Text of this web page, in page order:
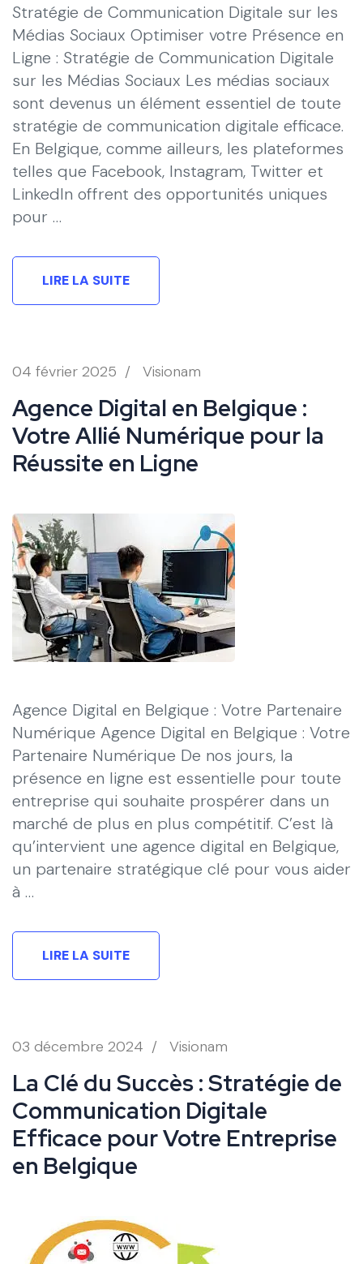
Stratégie de Communication Digitale sur les
Médias Sociaux Optimiser votre Présence en
Ligne : Stratégie de Communication Digitale
sur les Médias Sociaux Les médias sociaux
sont devenus un élément essentiel de toute
stratégie de communication digitale efficace.
En Belgique, comme ailleurs, les plateformes
telles que Facebook, Instagram, Twitter et
LinkedIn offrent des opportunités uniques
pour …
LIRE LA SUITE
04 février 2025 / Visionam
Agence Digital en Belgique :
Votre Allié Numérique pour la
Réussite en Ligne
Agence Digital en Belgique : Votre Partenaire
Numérique Agence Digital en Belgique : Votre
Partenaire Numérique De nos jours, la
présence en ligne est essentielle pour toute
entreprise qui souhaite prospérer dans un
marché de plus en plus compétitif. C’est là
qu’intervient une agence digital en Belgique,
un partenaire stratégique clé pour vous aider
à …
LIRE LA SUITE
03 décembre 2024 / Visionam
La Clé du Succès : Stratégie de
Communication Digitale
Efficace pour Votre Entreprise
en Belgique